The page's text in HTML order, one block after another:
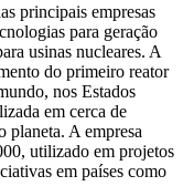
principais empresas
para geração
usinas nucleares. A
do primeiro reator
nos Estados
em cerca de
planeta. A empresa
utilizado em projetos
em países como